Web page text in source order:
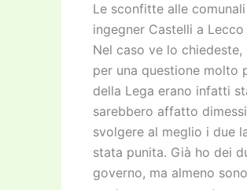
Le sconfitte alle
ingegner Castelli a
Nel caso ve lo
per una questione molto
della Lega erano infatti
sarebbero affatto
svolgere al meglio i due
stata punita. Già ho dei
governo, ma almeno